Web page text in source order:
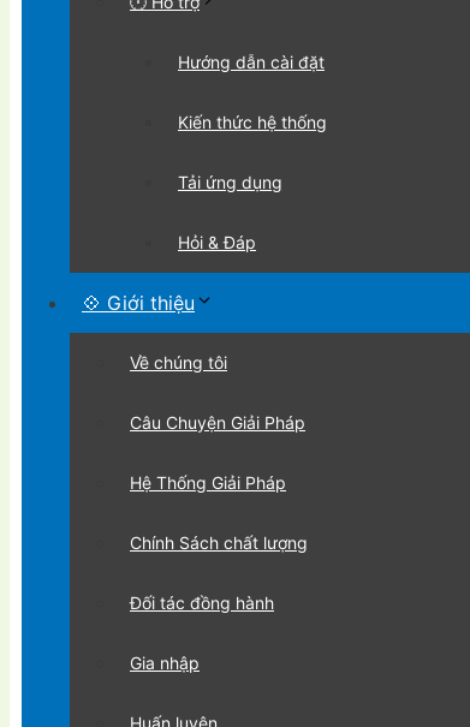
Hướng dẫn cài đặt
Kiến thức hệ thống
Tải ứng dụng
Hỏi & Đáp
💠 Giới thiệu
Về chúng tôi
Câu Chuyện Giải Pháp
Hệ Thống Giải Pháp
Chính Sách chất lượng
Đối tác đồng hành
Gia nhập
Huấn luyện